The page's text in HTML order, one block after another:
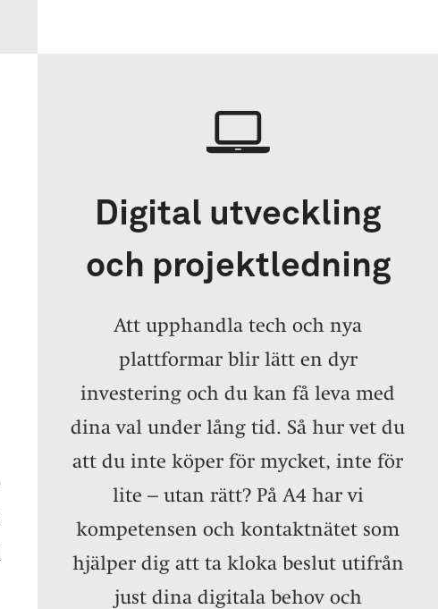
Digital utveckling
och projektledning
Att upphandla tech och nya
plattformar blir lätt en dyr
investering och du kan få leva med
dina val under lång tid. Så hur vet du
att du inte köper för mycket, inte för
lite – utan rätt? På A4 har vi
kompetensen och kontaktnätet som
hjälper dig att ta kloka beslut utifrån
just dina digitala behov och